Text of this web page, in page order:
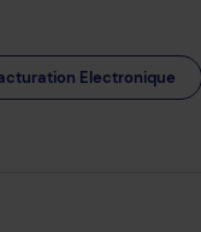
Electronique